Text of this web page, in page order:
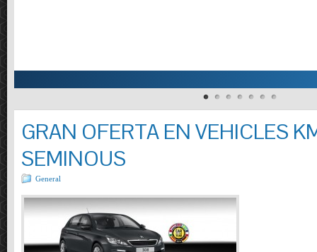
GRAN OFERTA EN VEHICLES
SEMINOUS
General